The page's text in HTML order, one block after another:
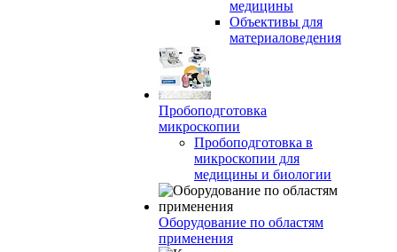
медицины
Объективы для
материаловедения
Пробоподготовка
микроскопии
Пробоподготовка в
микроскопии для
медицины и биологии
Оборудование по областям
применения